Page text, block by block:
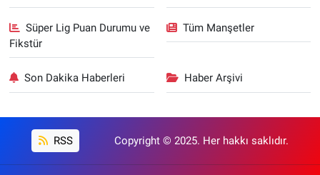
Süper Lig Puan Durumu ve
Fikstür
Tüm Manşetler
Son Dakika Haberleri Haber Arşivi
RSS Copyright © 2025. Her hakkı saklıdır.